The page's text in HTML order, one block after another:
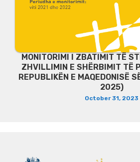
MONITORIMI I ZBATIMIT TË
ZHVILLIMIN E SHËRBIMIT TË
REPUBLIKËN E MAQEDONISË
2025)
October 31, 2023